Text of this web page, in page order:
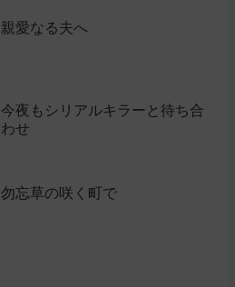
親愛なる夫へ
今夜もシリアルキラーと待ち合
わせ
勿忘草の咲く町で